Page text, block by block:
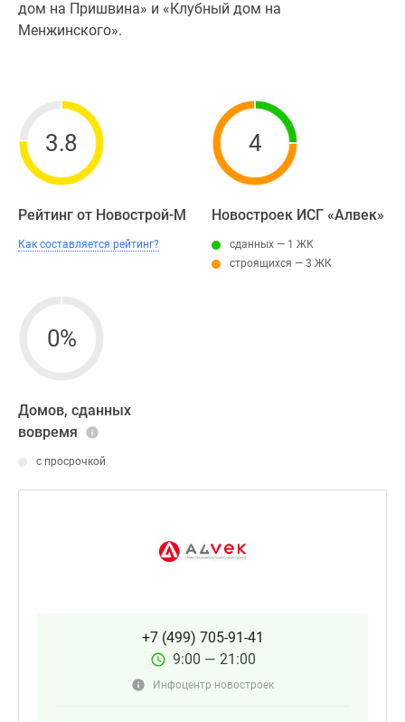
дом на Пришвина» и «Клубный дом на
Менжинского».
3.8
Рейтинг от Новострой-М
Как составляется рейтинг?
4
Новостроек ИСГ «Алвек»
сданных — 1 ЖК
строящихся — 3 ЖК
0%
Домов, сданных
вовремя
с просрочкой
+7 (499) 705-91-41
9:00 — 21:00
Инфоцентр новостроек